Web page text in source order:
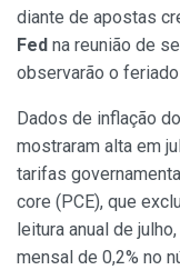
diante de apostas
Fed na reunião de
observarão o
Dados de inflação
mostraram alta em
tarifas
core (PCE), que
leitura anual de
mensal de 0,2% no